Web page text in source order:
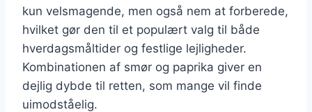
kun velsmagende, men også nem at forberede,
hvilket gør den til et populært valg til både
hverdagsmåltider og festlige lejligheder.
Kombinationen af smør og paprika giver en
dejlig dybde til retten, som mange vil finde
uimodståelig.